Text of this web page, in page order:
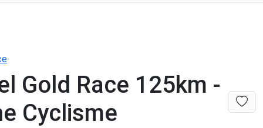
Gold Race 125km -
Cyclisme